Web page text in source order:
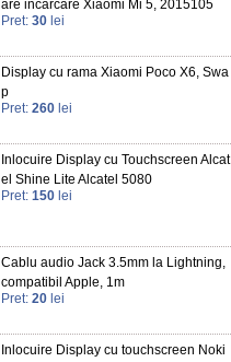
are incarcare Xiaomi Mi 5, 2015105
Pret: 30 lei
Display cu rama Xiaomi Poco X6, Swa
p
Pret: 260 lei
Inlocuire Display cu Touchscreen Alcat
el Shine Lite Alcatel 5080
Pret: 150 lei
Cablu audio Jack 3.5mm la Lightning,
compatibil Apple, 1m
Pret: 20 lei
Inlocuire Display cu touchscreen Noki